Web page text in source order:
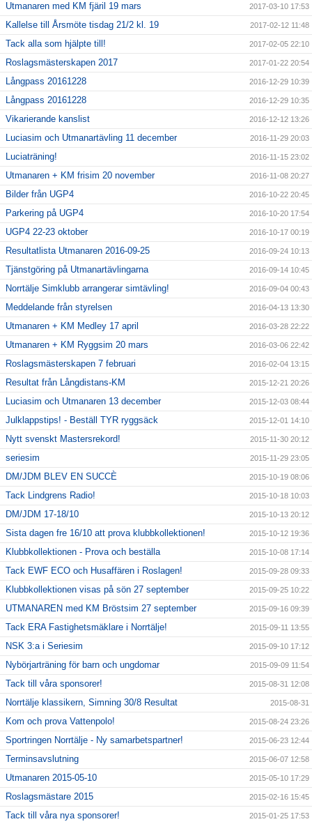
Utmanaren med KM fjäril 19 mars 2017-03-10 17:53
Kallelse till Årsmöte tisdag 21/2 kl. 19 2017-02-12 11:48
Tack alla som hjälpte till! 2017-02-05 22:10
Roslagsmästerskapen 2017 2017-01-22 20:54
Långpass 20161228 2016-12-29 10:39
Långpass 20161228 2016-12-29 10:35
Vikarierande kanslist 2016-12-12 13:26
Luciasim och Utmanartävling 11 december 2016-11-29 20:03
Luciaträning! 2016-11-15 23:02
Utmanaren + KM frisim 20 november 2016-11-08 20:27
Bilder från UGP4 2016-10-22 20:45
Parkering på UGP4 2016-10-20 17:54
UGP4 22-23 oktober 2016-10-17 00:19
Resultatlista Utmanaren 2016-09-25 2016-09-24 10:13
Tjänstgöring på Utmanartävlingarna 2016-09-14 10:45
Norrtälje Simklubb arrangerar simtävling! 2016-09-04 00:43
Meddelande från styrelsen 2016-04-13 13:30
Utmanaren + KM Medley 17 april 2016-03-28 22:22
Utmanaren + KM Ryggsim 20 mars 2016-03-06 22:42
Roslagsmästerskapen 7 februari 2016-02-04 13:15
Resultat från Långdistans-KM 2015-12-21 20:26
Luciasim och Utmanaren 13 december 2015-12-03 08:44
Julklappstips! - Beställ TYR ryggsäck 2015-12-01 14:10
Nytt svenskt Mastersrekord! 2015-11-30 20:12
seriesim 2015-11-29 23:05
DM/JDM BLEV EN SUCCÈ 2015-10-19 08:06
Tack Lindgrens Radio! 2015-10-18 10:03
DM/JDM 17-18/10 2015-10-13 20:12
Sista dagen fre 16/10 att prova klubbkollektionen! 2015-10-12 19:36
Klubbkollektionen - Prova och beställa 2015-10-08 17:14
Tack EWF ECO och Husaffären i Roslagen! 2015-09-28 09:33
Klubbkollektionen visas på sön 27 september 2015-09-25 10:22
UTMANAREN med KM Bröstsim 27 september 2015-09-16 09:39
Tack ERA Fastighetsmäklare i Norrtälje! 2015-09-11 13:55
NSK 3:a i Seriesim 2015-09-10 17:12
Nybörjarträning för barn och ungdomar 2015-09-09 11:54
Tack till våra sponsorer! 2015-08-31 12:08
Norrtälje klassikern, Simning 30/8 Resultat 2015-08-31
Kom och prova Vattenpolo! 2015-08-24 23:26
Sportringen Norrtälje - Ny samarbetspartner! 2015-06-23 12:44
Terminsavslutning 2015-06-07 12:58
Utmanaren 2015-05-10 2015-05-10 17:29
Roslagsmästare 2015 2015-02-16 15:45
Tack till våra nya sponsorer! 2015-01-25 17:53